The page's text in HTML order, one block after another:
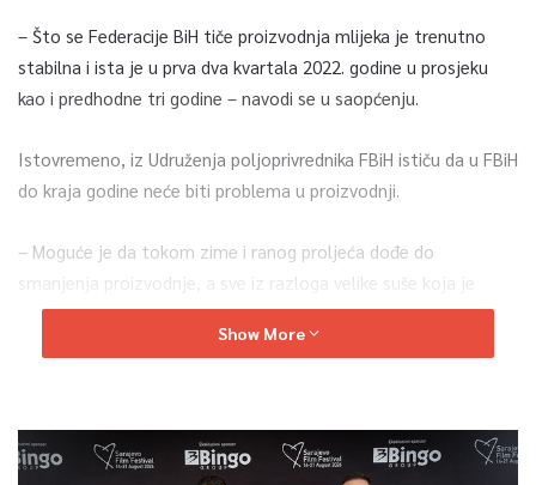
– Što se Federacije BiH tiče proizvodnja mlijeka je trenutno
stabilna i ista je u prva dva kvartala 2022. godine u prosjeku
kao i predhodne tri godine – navodi se u saopćenju.
Istovremeno, iz Udruženja poljoprivrednika FBiH ističu da u FBiH
do kraja godine neće biti problema u proizvodnji.
– Moguće je da tokom zime i ranog proljeća dođe do
smanjenja proizvodnje, a sve iz razloga velike suše koja je
prouzrokovala smanjenje proizvodnje kabaste hrane – navodi
upozoravaju kako je smanjenje proizvodnje mlijeka
moguće kod malih i srednjih farmera, dok veliki proizvođači,
Show More